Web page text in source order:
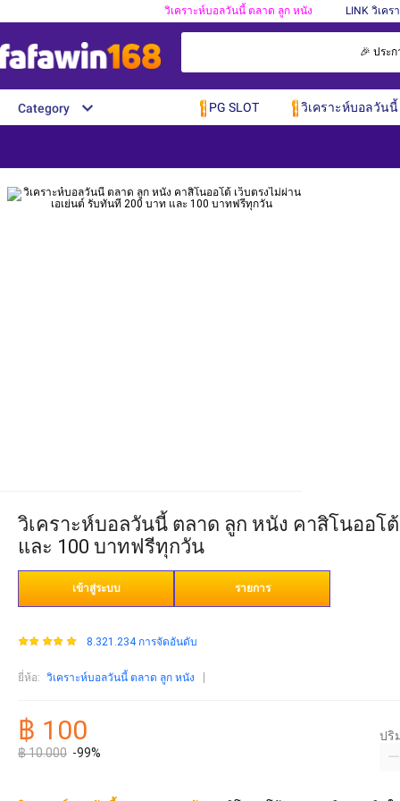
วิเคราะห์บอลวันนี้ ตลาด ลูก หนัง LINK วิเค
🎉 ประ
Category PG SLOT วิเคราะห์บอลวัน
วิเคราะห์บอลวันนี้ ตลาด ลูก หนัง คาสิโนออโ
และ 100 บาทฟรีทุกวัน
เข้าสู่ระบบ รายการ
8.321.234 การจัดอันดับ
ยี่ห้อ: วิเคราะห์บอลวันนี้ ตลาด ลูก หนัง
฿ 100
฿ 10.000 -99%
ปริ